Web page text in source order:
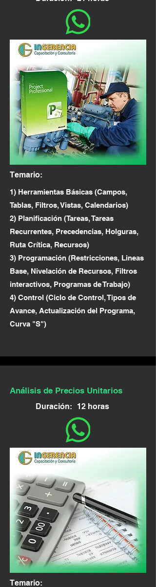
Temario:
1) Herramientas Básicas (Campos,
Tablas, Filtros, Vistas, Calendarios)
2) Planificación (Tareas, Tareas
Recurrentes, Precedencias, Holguras,
Ruta Crítica, Recursos)
3) Programación (Restricciones, Lineas
Base, Nivelación de Recursos, Filtros
interactivos, Programas de Trabajo)
4) Control (Ciclo de Control, Tipos de
Avance, Actualización del Programa,
Curva "S")
Análisis de Precios Unitarios
Duración: 12 horas
Temario: